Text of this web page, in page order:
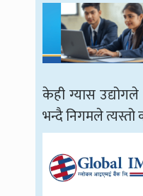
केही ग्यास
भन्दै निगमले त्यस्तो